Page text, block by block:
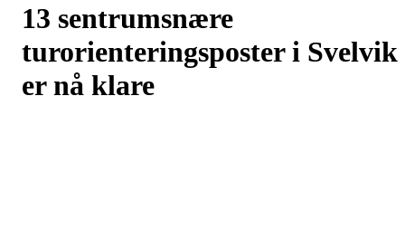
13 sentrumsnære
turorienteringsposter i Svelvik
er nå klare